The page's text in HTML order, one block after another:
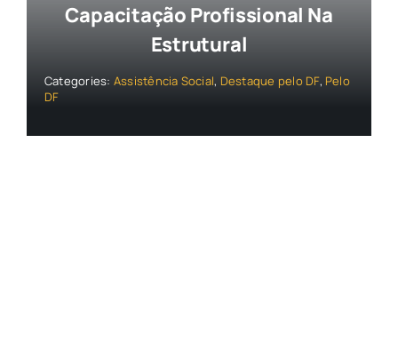
Capacitação Profissional Na
Estrutural
Categories: Assistência Social, Destaque pelo DF, Pelo
DF